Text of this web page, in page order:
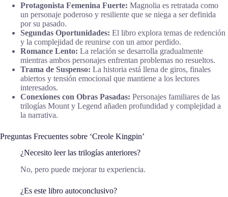
Protagonista Femenina Fuerte: Magnolia es retratada como
un personaje poderoso y resiliente que se niega a ser definida
por su pasado.
Segundas Oportunidades: El libro explora temas de redención
y la complejidad de reunirse con un amor perdido.
Romance Lento: La relación se desarrolla gradualmente
mientras ambos personajes enfrentan problemas no resueltos.
Trama de Suspenso: La historia está llena de giros, finales
abiertos y tensión emocional que mantiene a los lectores
interesados.
Conexiones con Obras Pasadas: Personajes familiares de las
trilogías Mount y Legend añaden profundidad y complejidad a
la narrativa.
Preguntas Frecuentes sobre ‘Creole Kingpin’
¿Necesito leer las trilogías anteriores?
No, pero puede mejorar tu experiencia.
¿Es este libro autoconclusivo?